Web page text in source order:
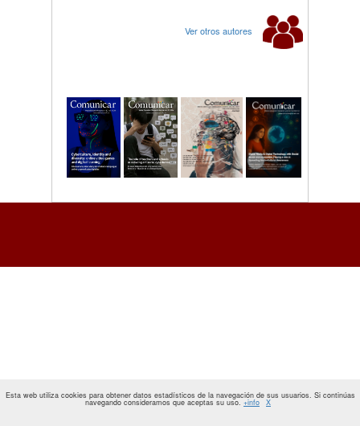
Ver otros autores
Esta web utiliza cookies para obtener datos estadísticos de la navegación de sus usuarios. Si continúas
navegando consideramos que aceptas su uso. +info X